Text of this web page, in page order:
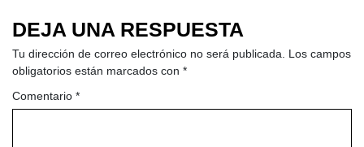
DEJA UNA RESPUESTA
Tu dirección de correo electrónico no será publicada.
Los campos
obligatorios están marcados con *
Comentario *